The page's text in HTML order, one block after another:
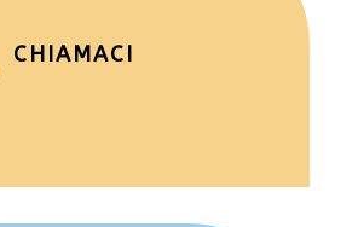
CHIAMACI